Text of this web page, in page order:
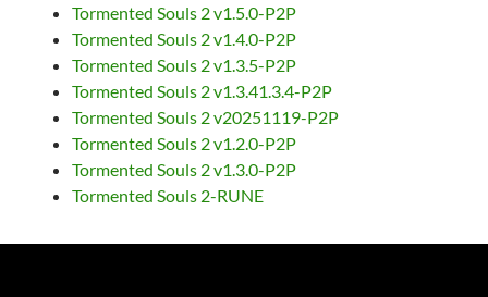
Tormented Souls 2 v1.5.0-P2P
Tormented Souls 2 v1.4.0-P2P
Tormented Souls 2 v1.3.5-P2P
Tormented Souls 2 v1.3.41.3.4-P2P
Tormented Souls 2 v20251119-P2P
Tormented Souls 2 v1.2.0-P2P
Tormented Souls 2 v1.3.0-P2P
Tormented Souls 2-RUNE